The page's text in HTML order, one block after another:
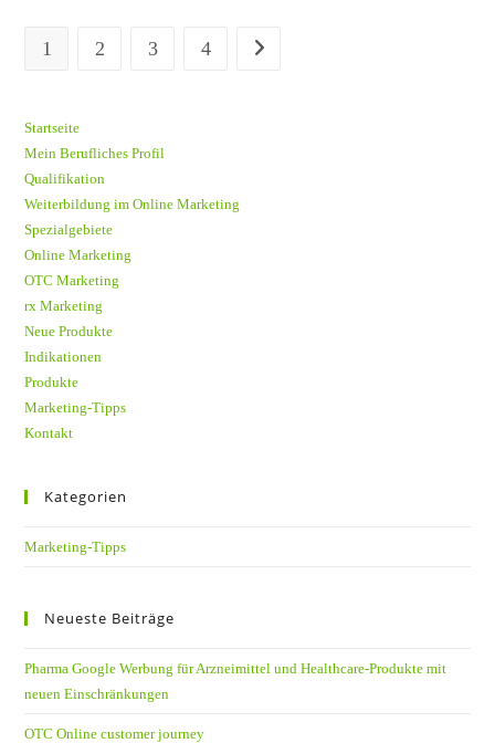
1 2 3 4 Gehe zur nächsten Seite
Startseite
Mein Berufliches Profil
Qualifikation
Weiterbildung im Online Marketing
Spezialgebiete
Online Marketing
OTC Marketing
rx Marketing
Neue Produkte
Indikationen
Produkte
Marketing-Tipps
Kontakt
Kategorien
Marketing-Tipps
Neueste Beiträge
Pharma Google Werbung für Arzneimittel und Healthcare-Produkte mit
neuen Einschränkungen
OTC Online customer journey